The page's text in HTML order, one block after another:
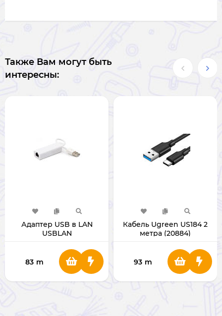
Также Вам могут быть
интересны:
Адаптер USB в LAN
USBLAN
83 m
Кабель Ugreen US184 2
метра (20884)
93 m